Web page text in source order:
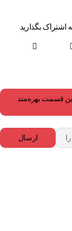
بگذارید
قسمت بهره‌مند
ارسال